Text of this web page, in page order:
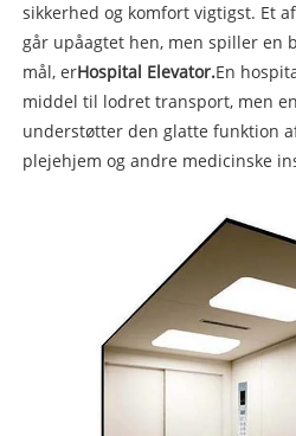
sikkerhed og komfort vigtigst. Et
går upåagtet hen, men spiller en
mål, erHospital Elevator.En
middel til lodret transport, men
understøtter den glatte funktion
plejehjem og andre medicinske